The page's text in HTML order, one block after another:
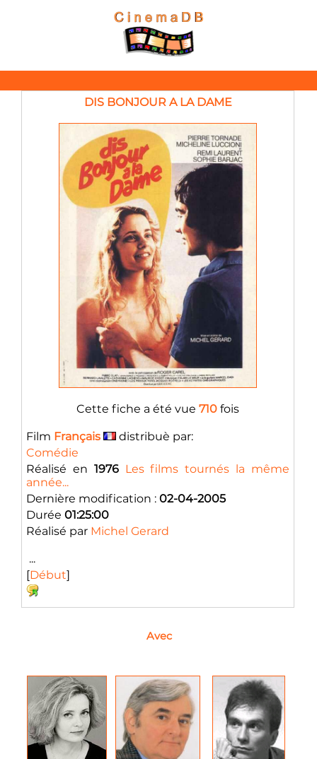
DIS BONJOUR A LA DAME
Cette fiche a été vue 710 fois
Film Français
distribuè par:
Comédie
Réalisé en 1976 Les films tournés la même
année...
Dernière modification : 02-04-2005
Durée 01:25:00
Réalisé par Michel Gerard
...
[Début]
Avec